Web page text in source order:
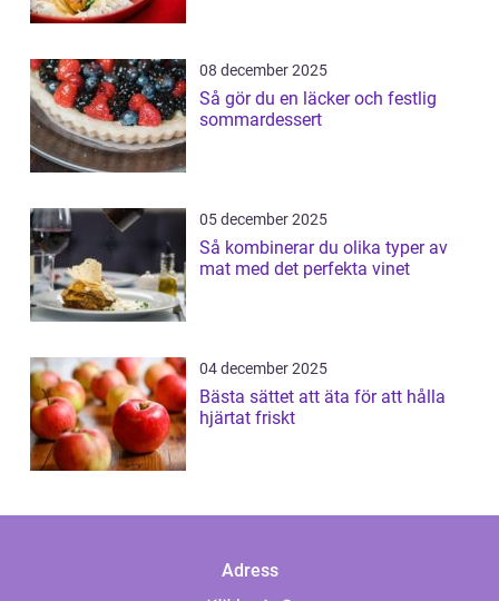
08 december 2025
Så gör du en läcker och festlig
sommardessert
05 december 2025
Så kombinerar du olika typer av
mat med det perfekta vinet
04 december 2025
Bästa sättet att äta för att hålla
hjärtat friskt
Adress